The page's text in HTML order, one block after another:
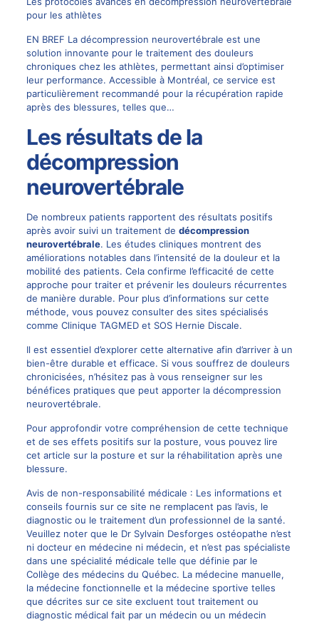
pour les athlètes
EN BREF La décompression neurovertébrale est une
solution innovante pour le traitement des douleurs
chroniques chez les athlètes, permettant ainsi d’optimiser
leur performance. Accessible à Montréal, ce service est
particulièrement recommandé pour la récupération rapide
après des blessures, telles que…
Les résultats de la
décompression
neurovertébrale
De nombreux patients rapportent des résultats positifs
après avoir suivi un traitement de décompression
neurovertébrale. Les études cliniques montrent des
améliorations notables dans l’intensité de la douleur et la
mobilité des patients. Cela confirme l’efficacité de cette
approche pour traiter et prévenir les douleurs récurrentes
de manière durable. Pour plus d’informations sur cette
méthode, vous pouvez consulter des sites spécialisés
comme Clinique TAGMEDet SOS Hernie Discale.
Il est essentiel d’explorer cette alternative afin d’arriver à un
bien-être durable et efficace. Si vous souffrez de douleurs
chronicisées, n’hésitez pas à vous renseigner sur les
bénéfices pratiques que peut apporter la décompression
neurovertébrale.
Pour approfondir votre compréhension de cette technique
et de ses effets positifs sur la posture, vous pouvez lire
cet article sur la posture et sur la réhabilitation après une
blessure.
Avis de non-responsabilité médicale : Les informations et
conseils fournis sur ce site ne remplacent pas l’avis, le
diagnostic ou le traitement d’un professionnel de la santé.
Veuillez noter que le Dr Sylvain Desforges ostéopathe n’est
ni docteur en médecine ni médecin, et n’est pas spécialiste
dans une spécialité médicale telle que définie par le
Collège des médecins du Québec. La médecine manuelle,
la médecine fonctionnelle et la médecine sportive telles
que décrites sur ce site excluent tout traitement ou
diagnostic médical fait par un médecin ou un médecin